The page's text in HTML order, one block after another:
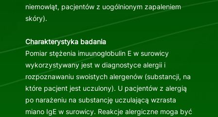
niemowląt, pacjentów z uogólnionym zapaleniem
skóry).
Charakterystyka badania
Pomiar stężenia imuunoglobulin E w surowicy
wykorzystywany jest w diagnostyce alergii i
rozpoznawaniu swoistych alergenów (substancji, na
które pacjent jest uczulony). U pacjentów z alergią
po narażeniu na substancję uczulającą wzrasta
miano IgE w surowicy. Reakcje alergiczne moga być